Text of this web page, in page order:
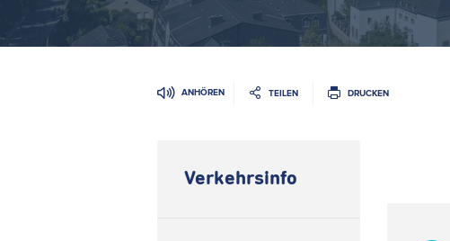
ANHÖREN TEILEN DRUCKEN
Verkehrsinfo